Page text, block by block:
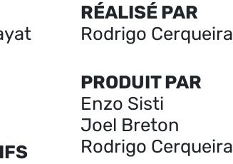
RÉALISÉ PAR
Rodrigo Cerqueira
PRODUIT PAR
Enzo Sisti
Joel Breton
Rodrigo Cerqueira